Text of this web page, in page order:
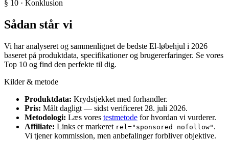
§ 10 · Konklusion
Sådan står vi
Vi har analyseret og sammenlignet de bedste El-løbehjul i 2026
baseret på produktdata, specifikationer og brugererfaringer. Se vores
Top 10 og find den perfekte til dig.
Kilder & metode
Produktdata: Krydstjekket med forhandler.
Pris: Målt dagligt — sidst verificeret 28. juli 2026.
Metodologi: Læs vores testmetode for hvordan vi vurderer.
Affiliate: Links er markeret rel="sponsored nofollow" .
Vi tjener kommission, men anbefalinger forbliver objektive.